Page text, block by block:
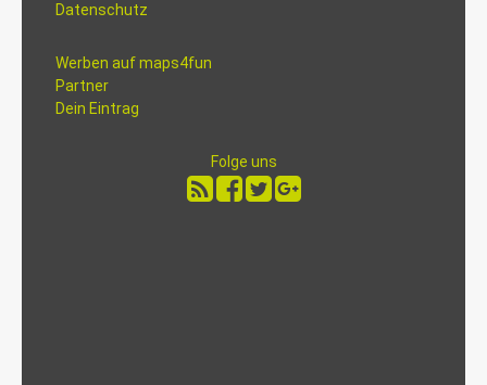
Datenschutz
Werben auf maps4fun
Partner
Dein Eintrag
Folge uns